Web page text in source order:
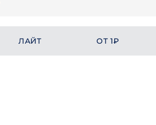
ЛАЙТ ОТ 1₽